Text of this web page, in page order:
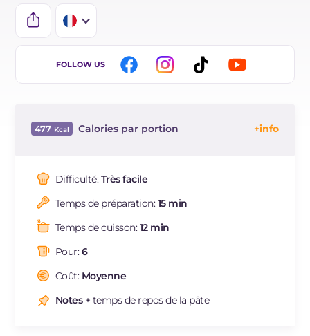
IT
ES
NL
FOLLOW US
477 Calories par portion
Dont sucres
Protéine
Graisses
Fibre
Cholestérol
Sodium
Difficulté:Très facile
Temps de préparation:15 min
Temps de cuisson:12 min
Pour:6
Coût: Moyenne
Notes+ temps de repos de la pâte